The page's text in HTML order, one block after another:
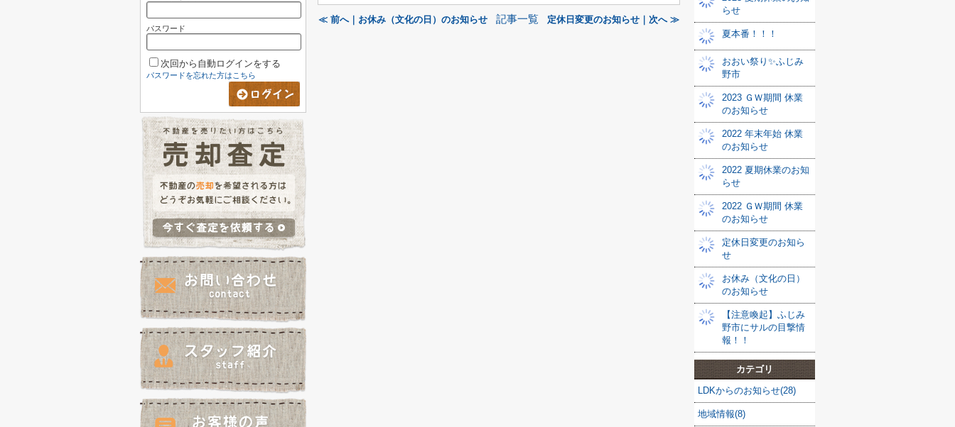
≪ 前へ｜お休み（文化の日）のお知らせ 記事一覧 定休日変更のお知らせ｜次へ ≫
らせ
夏本番！！！
おおい祭り✨ふじみ
野市
2023 ＧＷ期間 休業
のお知らせ
2022 年末年始 休業
のお知らせ
2022 夏期休業のお知
らせ
2022 ＧＷ期間 休業
のお知らせ
定休日変更のお知ら
せ
お休み（文化の日）
のお知らせ
【注意喚起】ふじみ
野市にサルの目撃情
報！！
カテゴリ
LDKからのお知らせ(28)
地域情報(8)
パスワード
次回から自動ログインをする
パスワードを忘れた方はこちら